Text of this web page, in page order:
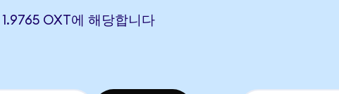
OXT에 해당합니다